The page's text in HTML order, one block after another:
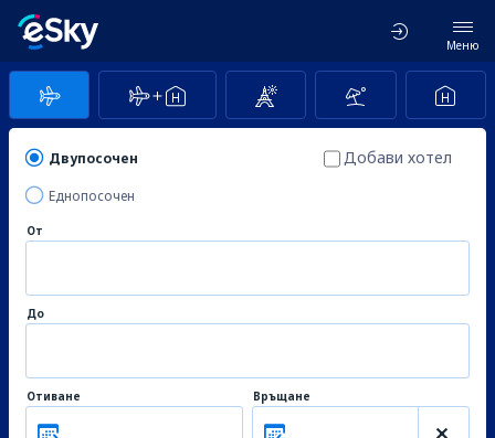
Меню
Двупосочен
Еднопосочен
Добави хотел
От
До
Отиване Връщане